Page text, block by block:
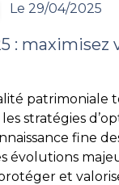
Le 29/04/2025
: maximisez
patrimoniale
stratégies
fine
évolutions
et